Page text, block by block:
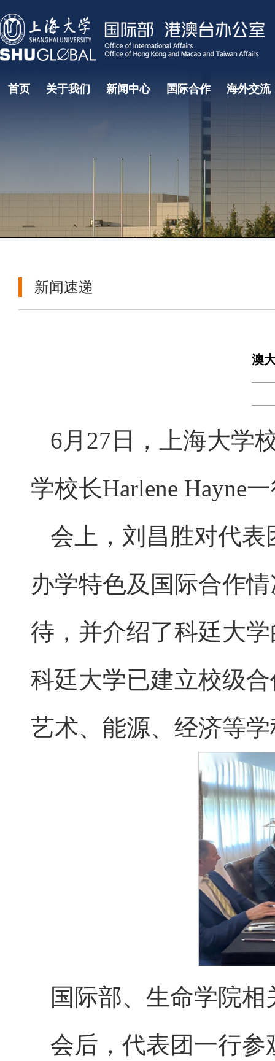
首页 关于我们 新闻中心 国际合作 海外交流
新闻速递
澳
6月27日，上海大学
学校长Harlene Hayne
会上，刘昌胜对代
办学特色及国际合作
待，并介绍了科廷大
科廷大学已建立校级
艺术、能源、经济等
国际部、生命学院
会后，代表团一行